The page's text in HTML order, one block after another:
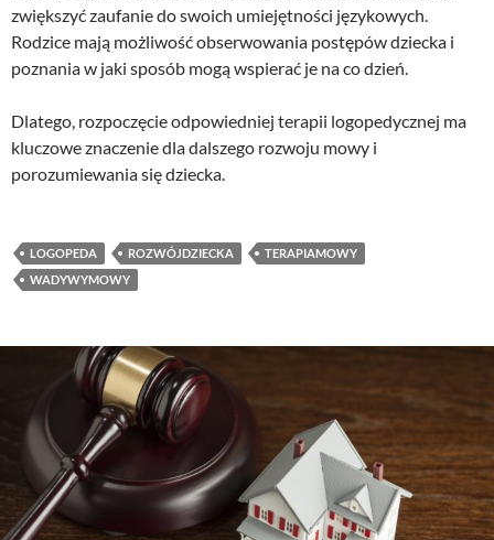
zwiększyć zaufanie do swoich umiejętności językowych.
Rodzice mają możliwość obserwowania postępów dziecka i
poznania w jaki sposób mogą wspierać je na co dzień.
Dlatego, rozpoczęcie odpowiedniej terapii logopedycznej ma
kluczowe znaczenie dla dalszego rozwoju mowy i
porozumiewania się dziecka.
LOGOPEDA ROZWÓJDZIECKA
TERAPIAMOWY
WADYWYMOWY